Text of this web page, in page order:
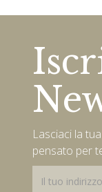
in the
good time in
and for the
Lasciaci la
pensato per